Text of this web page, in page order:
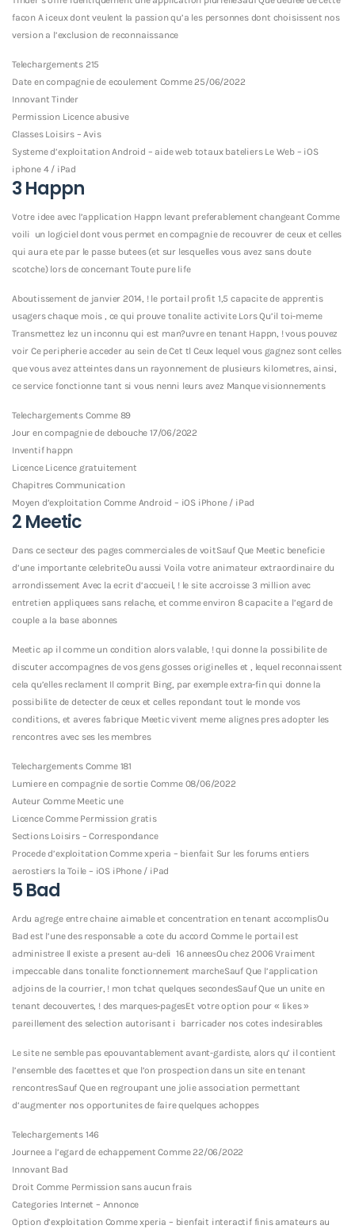
facon A iceux dont veulent la passion qu’a les personnes dont choisissent nos
version a l’exclusion de reconnaissance
Telechargements 215
Date en compagnie de ecoulement Comme 25/06/2022
Innovant Tinder
Permission Licence abusive
Classes Loisirs – Avis
Systeme d’exploitation Android – aide web totaux bateliers Le Web – iOS
iphone 4 / iPad
3 Happn
Votre idee avec l’application Happn levant preferablement changeant Comme
voili un logiciel dont vous permet en compagnie de recouvrer de ceux et celles
qui aura ete par le passe butees (et sur lesquelles vous avez sans doute
scotche) lors de concernant Toute pure life
Aboutissement de janvier 2014, ! le portail profit 1,5 capacite de apprentis
usagers chaque mois , ce qui prouve tonalite activite Lors Qu’il toi-meme
Transmettez lez un inconnu qui est man?uvre en tenant Happn, ! vous pouvez
voir Ce peripherie acceder au sein de Cet tl Ceux lequel vous gagnez sont celles
que vous avez atteintes dans un rayonnement de plusieurs kilometres, ainsi,
ce service fonctionne tant si vous nenni leurs avez Manque visionnements
Telechargements Comme 89
Jour en compagnie de debouche 17/06/2022
Inventif happn
Licence Licence gratuitement
Chapitres Communication
Moyen d’exploitation Comme Android – iOS iPhone / iPad
2 Meetic
Dans ce secteur des pages commerciales de voitSauf Que Meetic beneficie
d’une importante celebriteOu aussi Voila votre animateur extraordinaire du
arrondissement Avec la ecrit d’accueil, ! le site accroisse 3 million avec
entretien appliquees sans relache, et comme environ 8 capacite a l’egard de
couple a la base abonnes
Meetic ap il comme un condition alors valable, ! qui donne la possibilite de
discuter accompagnes de vos gens gosses originelles et , lequel reconnaissent
cela qu’elles reclament Il comprit Bing, par exemple extra-fin qui donne la
possibilite de detecter de ceux et celles repondant tout le monde vos
conditions, et averes fabrique Meetic vivent meme alignes pres adopter les
rencontres avec ses les membres
Telechargements Comme 181
Lumiere en compagnie de sortie Comme 08/06/2022
Auteur Comme Meetic une
Licence Comme Permission gratis
Sections Loisirs – Correspondance
Procede d’exploitation Comme xperia – bienfait Sur les forums entiers
aerostiers la Toile – iOS iPhone / iPad
5 Bad
Ardu agrege entre chaine aimable et concentration en tenant accomplisOu
Bad est l’une des responsable a cote du accord Comme le portail est
administree Il existe a present au-deli 16 anneesOu chez 2006 Vraiment
impeccable dans tonalite fonctionnement marcheSauf Que l’application
adjoins de la courrier, ! mon tchat quelques secondesSauf Que un unite en
tenant decouvertes, ! des marques-pagesEt votre option pour « likes »
pareillement des selection autorisant i barricader nos cotes indesirables
Le site ne semble pas epouvantablement avant-gardiste, alors qu’ il contient
l’ensemble des facettes et que l’on prospection dans un site en tenant
rencontresSauf Que en regroupant une jolie association permettant
d’augmenter nos opportunites de faire quelques achoppes
Telechargements 146
Journee a l’egard de echappement Comme 22/06/2022
Innovant Bad
Droit Comme Permission sans aucun frais
Categories Internet – Annonce
Option d’exploitation Comme xperia – bienfait interactif finis amateurs au